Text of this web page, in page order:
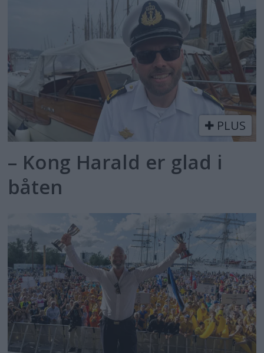
PLUS
– Kong Harald er glad i
båten